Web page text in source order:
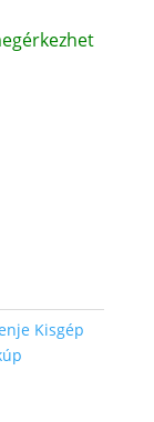
Kisgép